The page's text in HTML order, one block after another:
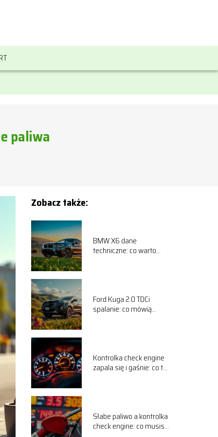
paliwa
Zobacz także:
BMW X6 dane
techniczne: co warto
Ford Kuga 2.0 TDCi
spalanie: co mówią
Kontrolka check engine
zapala się i gaśnie: co to
Słabe paliwo a kontrolka
check engine: co musisz